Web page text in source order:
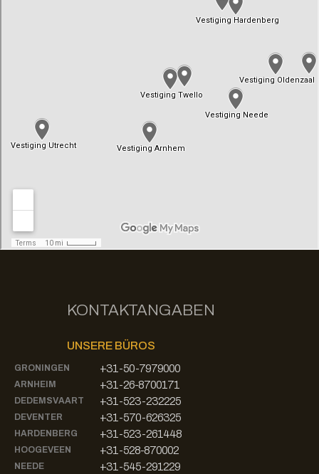
KONTAKTANGABEN
UNSERE BÜROS
GRONINGEN +31-50-7979000
ARNHEIM +31-26-8700171
DEDEMSVAART +31-523-232225
DEVENTER +31-570-626325
HARDENBERG +31-523-261448
HOOGEVEEN +31-528-870002
NEEDE +31-545-291229